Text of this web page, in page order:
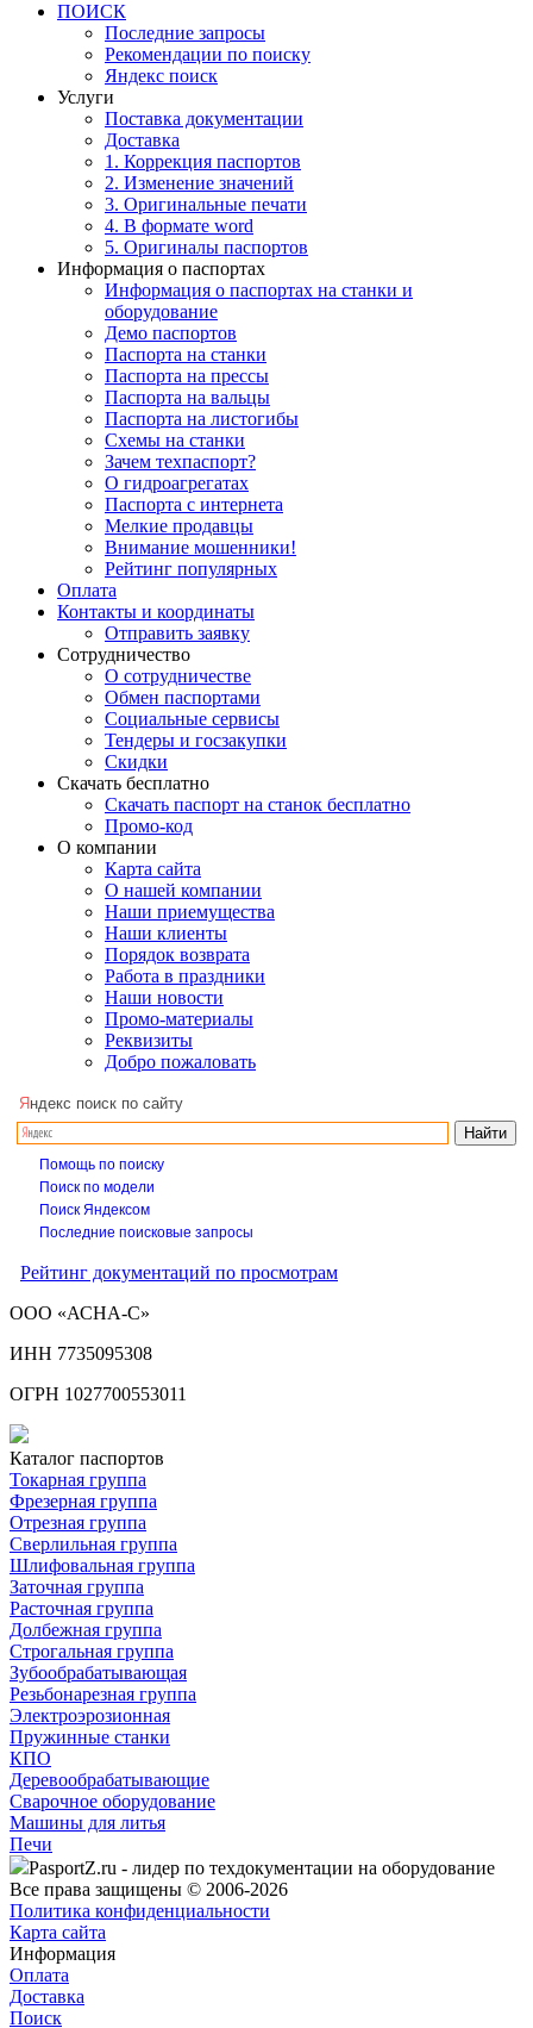
ПОИСК
Последние запросы
Рекомендации по поиску
Яндекс поиск
Услуги
Поставка документации
Доставка
1. Коррекция паспортов
2. Изменение значений
3. Оригинальные печати
4. В формате word
5. Оригиналы паспортов
Информация о паспортах
Информация о паспортах на станки и
оборудование
Демо паспортов
Паспорта на станки
Паспорта на прессы
Паспорта на вальцы
Паспорта на листогибы
Схемы на станки
Зачем техпаспорт?
О гидроагрегатах
Паспорта с интернета
Мелкие продавцы
Внимание мошенники!
Рейтинг популярных
Оплата
Контакты и координаты
Отправить заявку
Сотрудничество
О сотрудничестве
Обмен паспортами
Социальные сервисы
Тендеры и госзакупки
Скидки
Скачать бесплатно
Скачать паспорт на станок бесплатно
Промо-код
О компании
Карта сайта
О нашей компании
Наши приемущества
Наши клиенты
Порядок возврата
Работа в праздники
Наши новости
Промо-материалы
Реквизиты
Добро пожаловать
Я ндекс поиск по сайту
Помощь по поиску
Поиск по модели
Поиск Яндексом
Последние поисковые запросы
Рейтинг документаций по просмотрам
ООО «АСНА-С»
ИНН 7735095308
ОГРН 1027700553011
Каталог паспортов
Токарная группа
Фрезерная группа
Отрезная группа
Сверлильная группа
Шлифовальная группа
Заточная группа
Расточная группа
Долбежная группа
Строгальная группа
Зубообрабатывающая
Резьбонарезная группа
Электроэрозионная
Пружинные станки
КПО
Деревообрабатывающие
Сварочное оборудование
Машины для литья
Печи
PasportZ.ru - лидер по техдокументации на оборудование
Все права защищены © 2006-2026
Политика конфиденциальности
Карта сайта
Информация
Оплата
Доставка
Поиск